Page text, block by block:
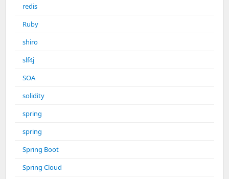
redis
Ruby
shiro
slf4j
SOA
solidity
spring
spring
Spring Boot
Spring Cloud